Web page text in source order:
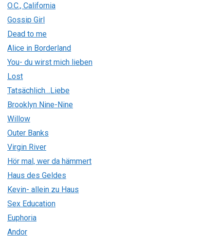
O.C., California
Gossip Girl
Dead to me
Alice in Borderland
You- du wirst mich lieben
Lost
Tatsächlich…Liebe
Brooklyn Nine-Nine
Willow
Outer Banks
Virgin River
Hör mal, wer da hämmert
Haus des Geldes
Kevin- allein zu Haus
Sex Education
Euphoria
Andor